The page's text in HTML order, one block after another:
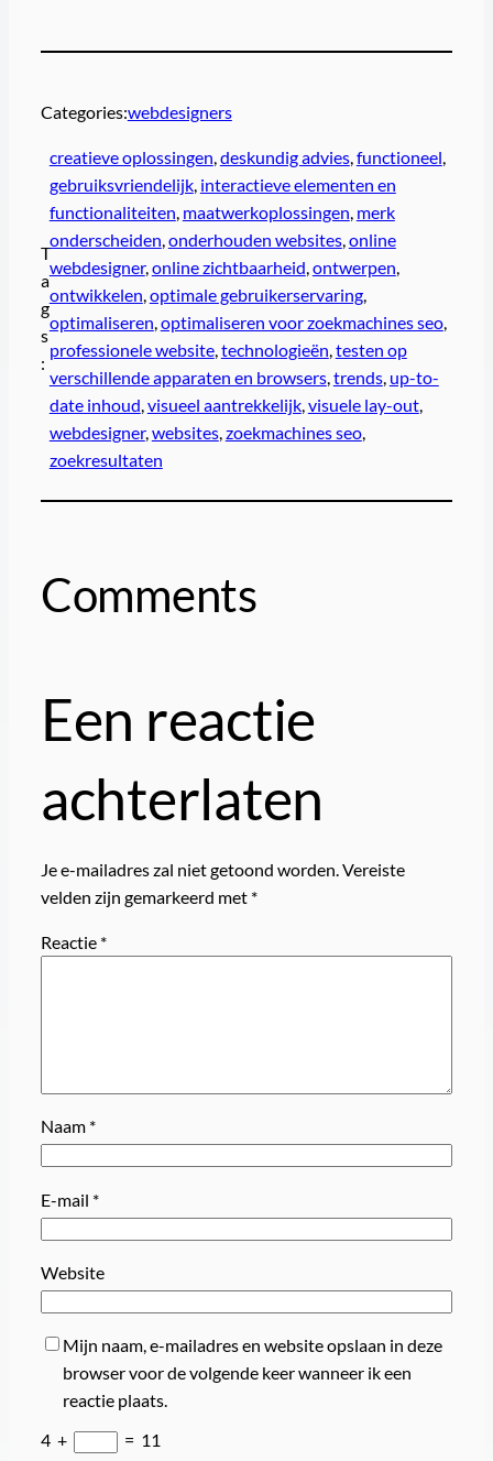
Categories:webdesigners
T
a
g
s
:
creatieve oplossingen deskundig advies, functioneel
gebruiksvriendelijk, interactieve elementen en
functionaliteiten maatwerkoplossingen merk
onderscheiden onderhouden websites, online
webdesigner, online zichtbaarheid ontwerpen
ontwikkelen optimale gebruikerservaring
optimaliseren optimaliseren voor zoekmachines seo
professionele website, technologieën testen op
verschillende apparaten en browsers, trends, up-to-
date inhoud visueel aantrekkelijk, visuele lay-out
webdesigner, websites, zoekmachines seo
zoekresultaten
Comments
Een reactie
achterlaten
Je e-mailadres zal niet getoond worden.Vereiste
velden zijn gemarkeerd met *
Reactie *
Naam *
E-mail *
Website
Mijn naam, e-mailadres en website opslaan in deze
browser voor de volgende keer wanneer ik een
reactie plaats.
4 + = 11